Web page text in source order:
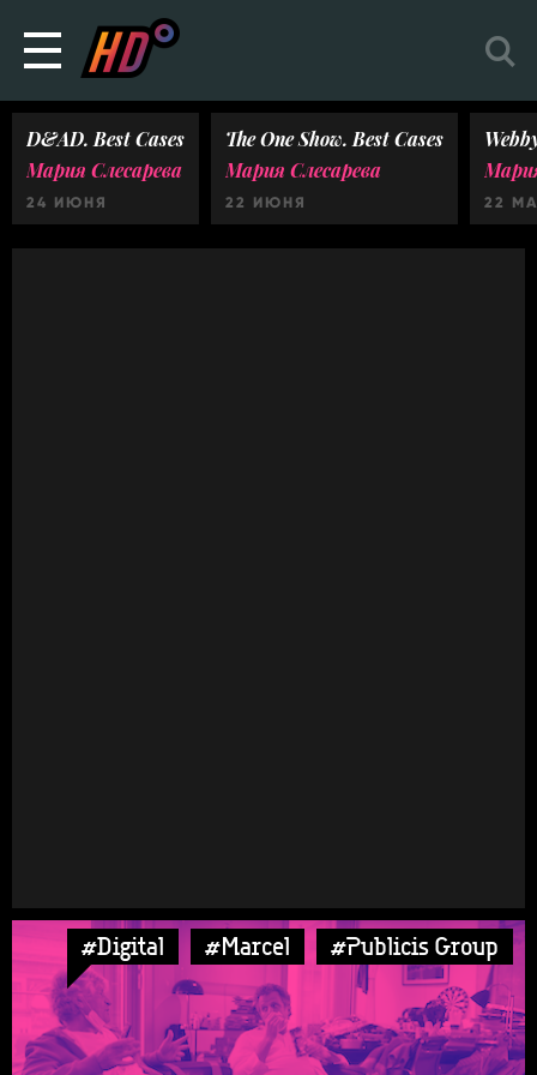
D&AD. Best Cases
Мария Слесарева
24 ИЮНЯ
The One Show. Best Cases
Мария Слесарева
22 ИЮНЯ 22
#Digital #Marcel #Publicis Group